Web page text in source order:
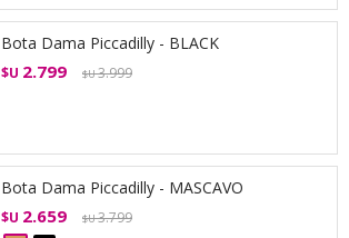
Bota Dama Piccadilly - BLACK
$U 2.799 $U3.999
Bota Dama Piccadilly - MASCAVO
$U 2.659 $U3.799